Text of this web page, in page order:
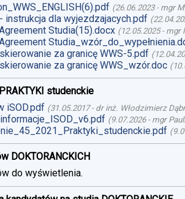
(26.06.2023- mgr
instrukcja dla wyjezdzajacych.pdf (
Studia(15).docx (12.05.2025- mgr
za granicę WWS-5.pdf (
za granicę WWS_wzór.doc (
studenckie
iSOD.pdf (31.05.2017- dr inż. Włodzimierz
(9.07.2026- mgr
(
DOKTORANCKICH
do wyświetlenia.